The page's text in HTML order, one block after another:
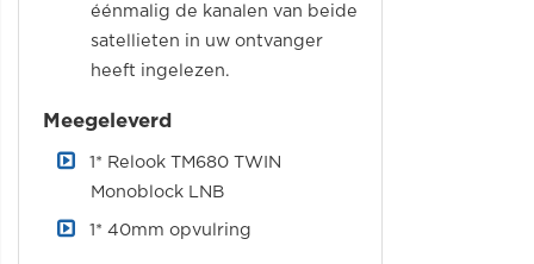
éénmalig de kanalen van beide
satellieten in uw ontvanger
heeft ingelezen.
Meegeleverd
1* Relook TM680 TWIN
Monoblock LNB
1* 40mm opvulring